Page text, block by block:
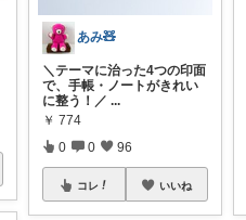
あみ🧸
＼テーマに治った4つの印面
で、手帳・ノートがきれい
に整う！／...
￥ 774
0 0 96
コレ いいね